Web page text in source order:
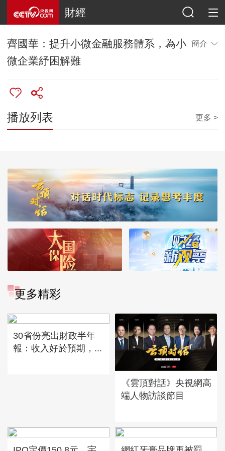
財經
齊國華：提升小微金融服務體系，為小
微企業紓困解難
簡介
播放列表 更多 >
更多精彩
30省份亮出財政半年
報：收入好於預期，...
《雲頂對話》央視網高
端人物訪談節目